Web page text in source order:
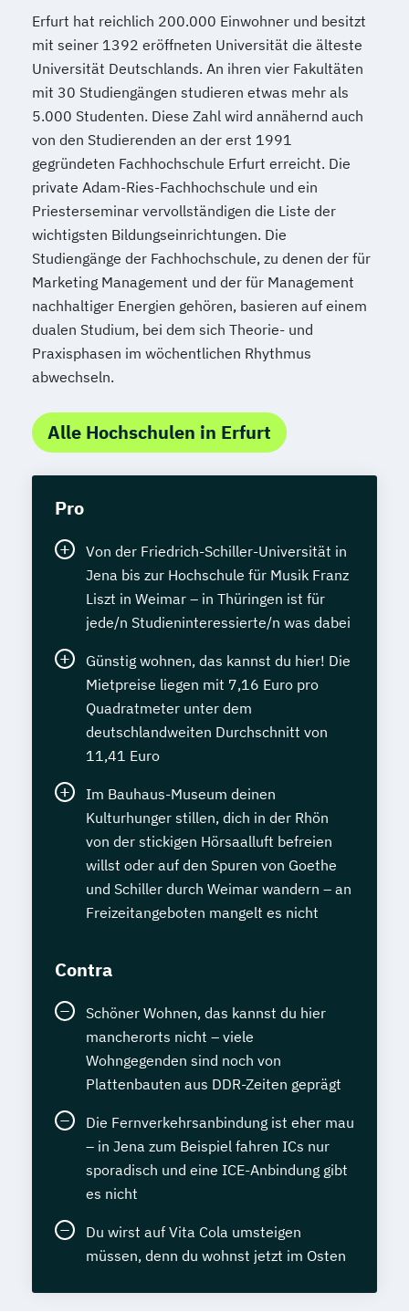
Erfurt hat reichlich 200.000 Einwohner und besitzt
mit seiner 1392 eröffneten Universität die älteste
Universität Deutschlands. An ihren vier Fakultäten
mit 30 Studiengängen studieren etwas mehr als
5.000 Studenten. Diese Zahl wird annähernd auch
von den Studierenden an der erst 1991
gegründeten Fachhochschule Erfurt erreicht. Die
private Adam-Ries-Fachhochschule und ein
Priesterseminar vervollständigen die Liste der
wichtigsten Bildungseinrichtungen. Die
Studiengänge der Fachhochschule, zu denen der für
Marketing Management und der für Management
nachhaltiger Energien gehören, basieren auf einem
dualen Studium, bei dem sich Theorie- und
Praxisphasen im wöchentlichen Rhythmus
abwechseln.
Alle Hochschulen in Erfurt
Pro
Von der Friedrich-Schiller-Universität in
Jena bis zur Hochschule für Musik Franz
Liszt in Weimar – in Thüringen ist für
jede/n Studieninteressierte/n was dabei
Günstig wohnen, das kannst du hier! Die
Mietpreise liegen mit 7,16 Euro pro
Quadratmeter unter dem
deutschlandweiten Durchschnitt von
11,41 Euro
Im Bauhaus-Museum deinen
Kulturhunger stillen, dich in der Rhön
von der stickigen Hörsaalluft befreien
willst oder auf den Spuren von Goethe
und Schiller durch Weimar wandern – an
Freizeitangeboten mangelt es nicht
Contra
Schöner Wohnen, das kannst du hier
mancherorts nicht – viele
Wohngegenden sind noch von
Plattenbauten aus DDR-Zeiten geprägt
Die Fernverkehrsanbindung ist eher mau
– in Jena zum Beispiel fahren ICs nur
sporadisch und eine ICE-Anbindung gibt
es nicht
Du wirst auf Vita Cola umsteigen
müssen, denn du wohnst jetzt im Osten